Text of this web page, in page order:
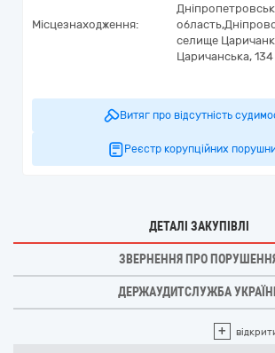
Місцезнаходження:
область,
селище
Царичанська,
Витяг про відсутність
Реєстр корупційних
ДЕТАЛІ ЗАКУПІВЛІ
ЗВЕРНЕННЯ ПРО
ДЕРЖАУДИТСЛУЖБА
+